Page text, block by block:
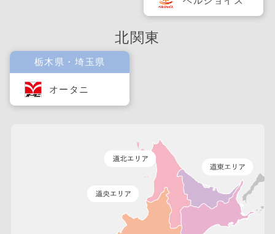
北関東
栃木県・埼玉県
オータニ